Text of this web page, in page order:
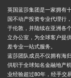
英国蓝莎集团是一家拥有
国不动产投资专业代理行
于伦敦，并陆续在亚洲各
立办公室，为全球客户提
差专业一站式服务。
蓝莎团队成员不仅拥有海
供职于全球知名金融地产
业经验超过80年，经手交